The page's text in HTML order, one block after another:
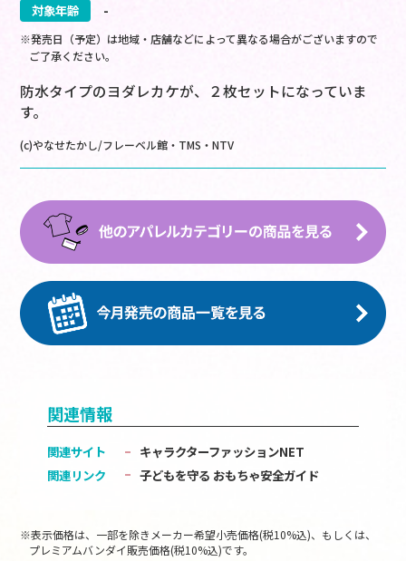
対象年齢
-
※発売日（予定）は地域・店舗などによって異なる場合がございますので
ご了承ください。
防水タイプのヨダレカケが、２枚セットになっていま
す。
(c)やなせたかし/フレーベル館・TMS・NTV
関連情報
関連サイト
キャラクターファッションNET
関連リンク
子どもを守る おもちゃ安全ガイド
※表示価格は、一部を除きメーカー希望小売価格(税10%込)、もしくは、
プレミアムバンダイ販売価格(税10%込)です。